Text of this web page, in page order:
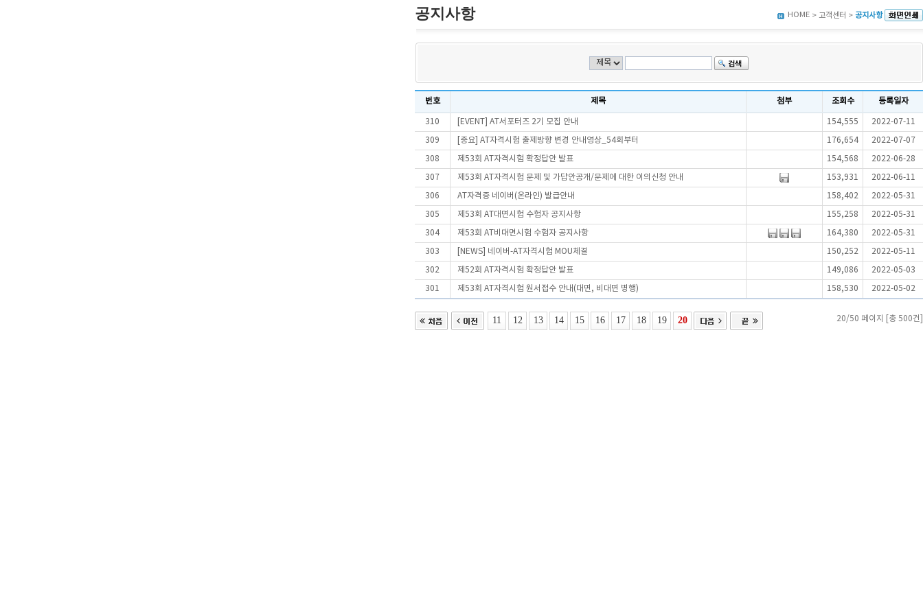
공지사항 HOME > 고객센터 > 공지사항
번호 제목 첨부 조회수 등록일자
310 [EVENT] AT서포터즈 2기 모집 안내 154,555 2022-07-11
309 [중요] AT자격시험 출제방향 변경 안내영상_54회부터 176,654 2022-07-07
308 제53회 AT자격시험 확정답안 발표 154,568 2022-06-28
307 제53회 AT자격시험 문제 및 가답안공개/문제에 대한 이의신청 안내 153,931 2022-06-11
306 AT자격증 네이버(온라인) 발급안내 158,402 2022-05-31
305 제53회 AT대면시험 수험자 공지사항 155,258 2022-05-31
304 제53회 AT비대면시험 수험자 공지사항 164,380 2022-05-31
303 [NEWS] 네이버-AT자격시험 MOU체결 150,252 2022-05-11
302 제52회 AT자격시험 확정답안 발표 149,086 2022-05-03
301 제53회 AT자격시험 원서접수 안내(대면, 비대면 병행) 158,530 2022-05-02
11 12 13 14 15 16 17 18 19 20 20/50 페이지 [총 500건]